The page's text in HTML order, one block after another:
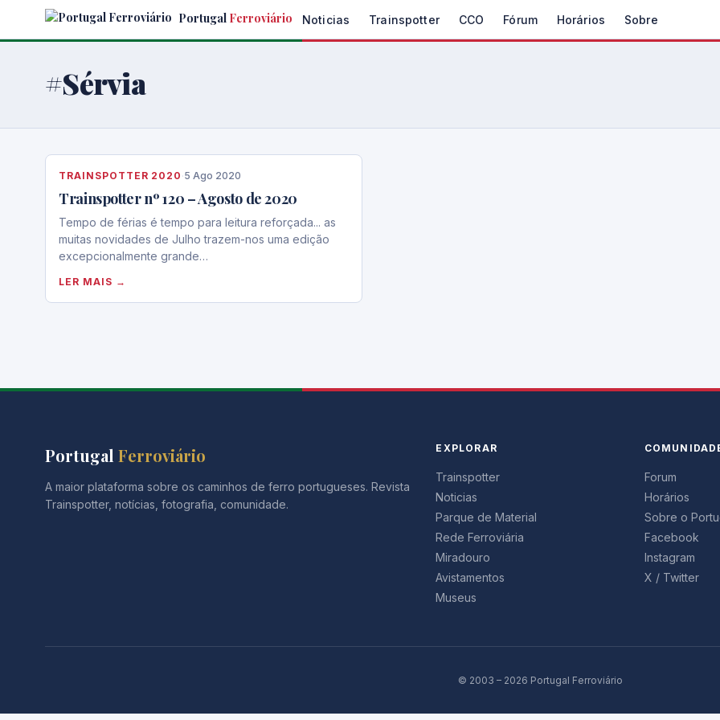
Portugal Ferroviário Noticias Trainspotter CCO Fórum Horários Sobre
#Sérvia
TRAINSPOTTER 2020 ·5 Ago 2020
Trainspotter nº 120 – Agosto de 2020
Tempo de férias é tempo para leitura reforçada... as
muitas novidades de Julho trazem-nos uma edição
excepcionalmente grande…
LER MAIS →
Portugal Ferroviário
A maior plataforma sobre os caminhos de ferro portugueses. Revista
Trainspotter, notícias, fotografia, comunidade.
EXPLORAR
Trainspotter
Noticias
Parque de Material
Rede Ferroviária
Miradouro
Avistamentos
Museus
Forum
Horários
Sobre o
Facebook
Instagram
X / Twitter
© 2003 – 2026 Portugal Ferroviário